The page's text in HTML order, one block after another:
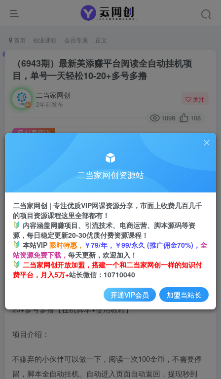
首页 创业课程 会员专属 正文
（6943期）最新美添赚平台阅读全自动挂机项
目，单号一天轻松10-20+多号多撸
二当家网创
2年前发布
关注
1098 108
此内容为付费阅读，请付费后查看
会员专属资源
会员免费
开通会员
付费阅读
最新美添赚平台阅读全自动挂机项目，单号一天轻松10-
20+多号多撸【挂机脚本+使用教程】
项目介绍：
不嫌弃的小伙伴可以做一下，阅读一次100金币，不需要停
留，脚本全自动挂机。自动进入页面自动返回，提现秒到
二当家网创资源站
二当家网创 | 专注优质VIP网课资源分享，市面上收费几百几千
的项目资源课程这里全部都有！
内容涵盖网赚项目、引流技术、电商运营、脚本源码等资
源，每日稳定更新20-30优质付费资源课程！
本站VIP 限时特惠， ￥79/年，￥99/永久 (推广佣金70%)， 全
站资源免费下载， 每天更新，欢迎加入！
二当家网创开放加盟，搭建一个和二当家网创一样的知识付
费平台，月入5万+站长微信：10710040
开通VIP会员 加盟当站长